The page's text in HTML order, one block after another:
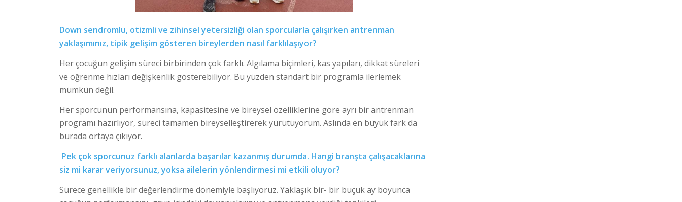
Down sendromlu, otizmli ve zihinsel yetersizliği olan sporcularla çalışırken antrenman
yaklaşımınız, tipik gelişim gösteren bireylerden nasıl farklılaşıyor?
Her çocuğun gelişim süreci birbirinden çok farklı. Algılama biçimleri, kas yapıları, dikkat süreleri
ve öğrenme hızları değişkenlik gösterebiliyor. Bu yüzden standart bir programla ilerlemek
mümkün değil.
Her sporcunun performansına, kapasitesine ve bireysel özelliklerine göre ayrı bir antrenman
programı hazırlıyor, süreci tamamen bireyselleştirerek yürütüyorum. Aslında en büyük fark da
burada ortaya çıkıyor.
Pek çok sporcunuz farklı alanlarda başarılar kazanmış durumda. Hangi branşta çalışacaklarına
siz mi karar veriyorsunuz, yoksa ailelerin yönlendirmesi mi etkili oluyor?
Sürece genellikle bir değerlendirme dönemiyle başlıyoruz. Yaklaşık bir- bir buçuk ay boyunca